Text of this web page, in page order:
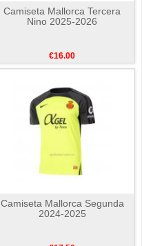
Camiseta Mallorca Tercera
Nino 2025-2026
€16.00
Camiseta Mallorca Segunda
2024-2025